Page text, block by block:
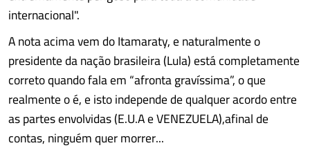
internacional".
A nota acima vem do Itamaraty, e naturalmente o
presidente da nação brasileira (Lula) está completamente
correto quando fala em “afronta gravíssima”, o que
realmente o é, e isto independe de qualquer acordo entre
as partes envolvidas (E.U.A e VENEZUELA),afinal de
contas, ninguém quer morrer...